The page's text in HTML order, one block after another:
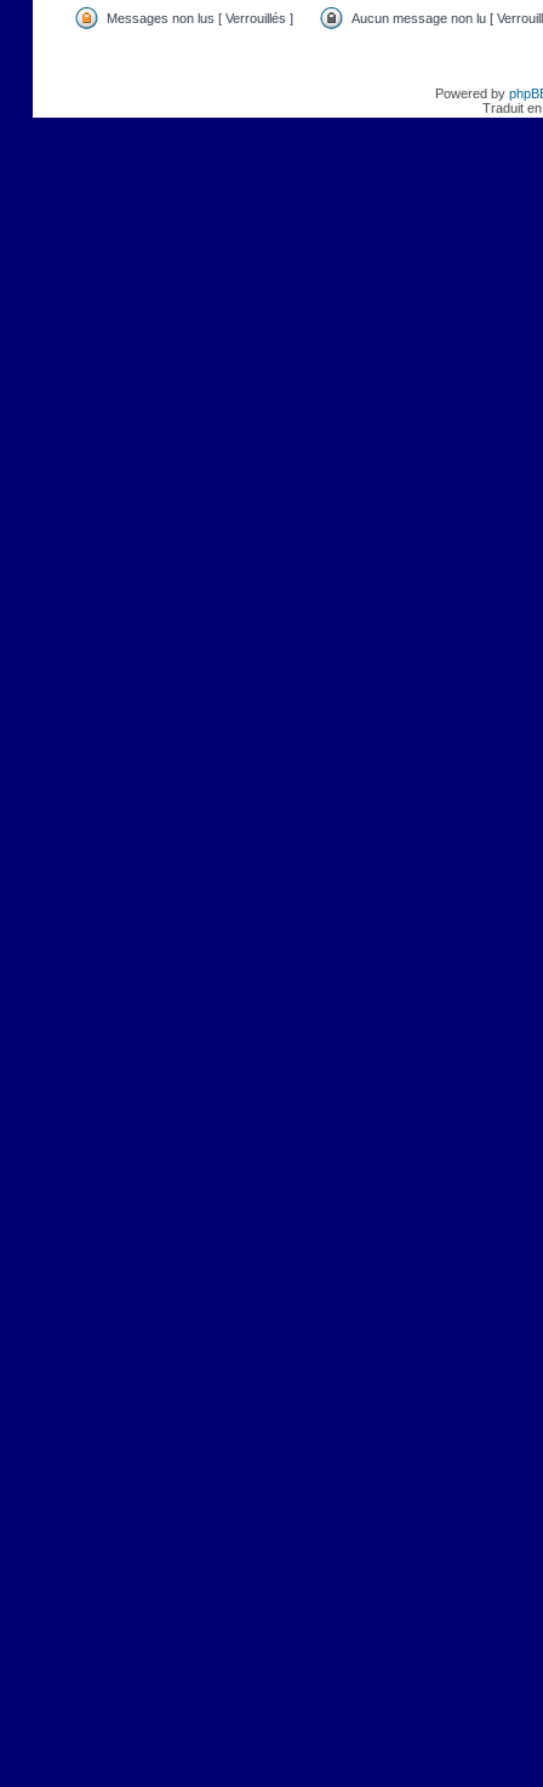
Messages non lus [ Verrouillés ] Aucun message non lu [
Powered by
Traduit